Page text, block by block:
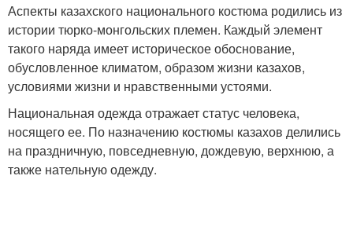
Аспекты казахского национального костюма родились из
истории тюрко-монгольских племен. Каждый элемент
такого наряда имеет историческое обоснование,
обусловленное климатом, образом жизни казахов,
условиями жизни и нравственными устоями.
Национальная одежда отражает статус человека,
носящего ее. По назначению костюмы казахов делились
на праздничную, повседневную, дождевую, верхнюю, а
также нательную одежду.